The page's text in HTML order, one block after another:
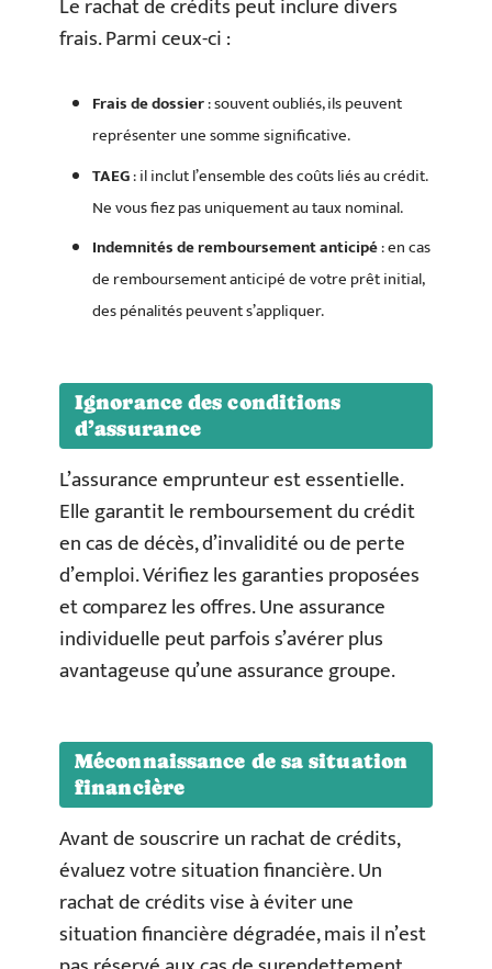
Le rachat de crédits peut inclure divers
frais. Parmi ceux-ci :
Frais de dossier: souvent oubliés, ils peuvent
représenter une somme significative.
TAEG: il inclut l’ensemble des coûts liés au crédit.
Ne vous fiez pas uniquement au taux nominal.
Indemnités de remboursement anticipé: en cas
de remboursement anticipé de votre prêt initial,
des pénalités peuvent s’appliquer.
Ignorance des conditions
d’assurance
L’assurance emprunteur est essentielle.
Elle garantit le remboursement du crédit
en cas de décès, d’invalidité ou de perte
d’emploi. Vérifiez les garanties proposées
et comparez les offres. Une assurance
individuelle peut parfois s’avérer plus
avantageuse qu’une assurance groupe.
Méconnaissance de sa situation
financière
Avant de souscrire un rachat de crédits,
évaluez votre situation financière. Un
rachat de crédits vise à éviter une
situation financière dégradée, mais il n’est